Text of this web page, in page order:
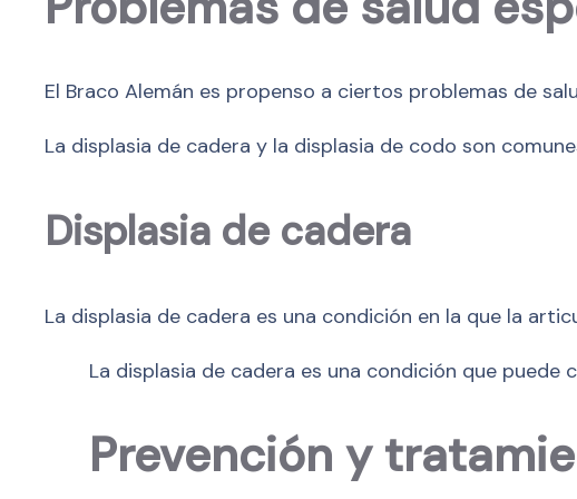
El Braco Alemán es propenso a ciertos problemas de
La displasia de cadera y la displasia de codo son
Displasia de cadera
La displasia de cadera es una condición en la que la
La displasia de cadera es una condición que
Prevención y